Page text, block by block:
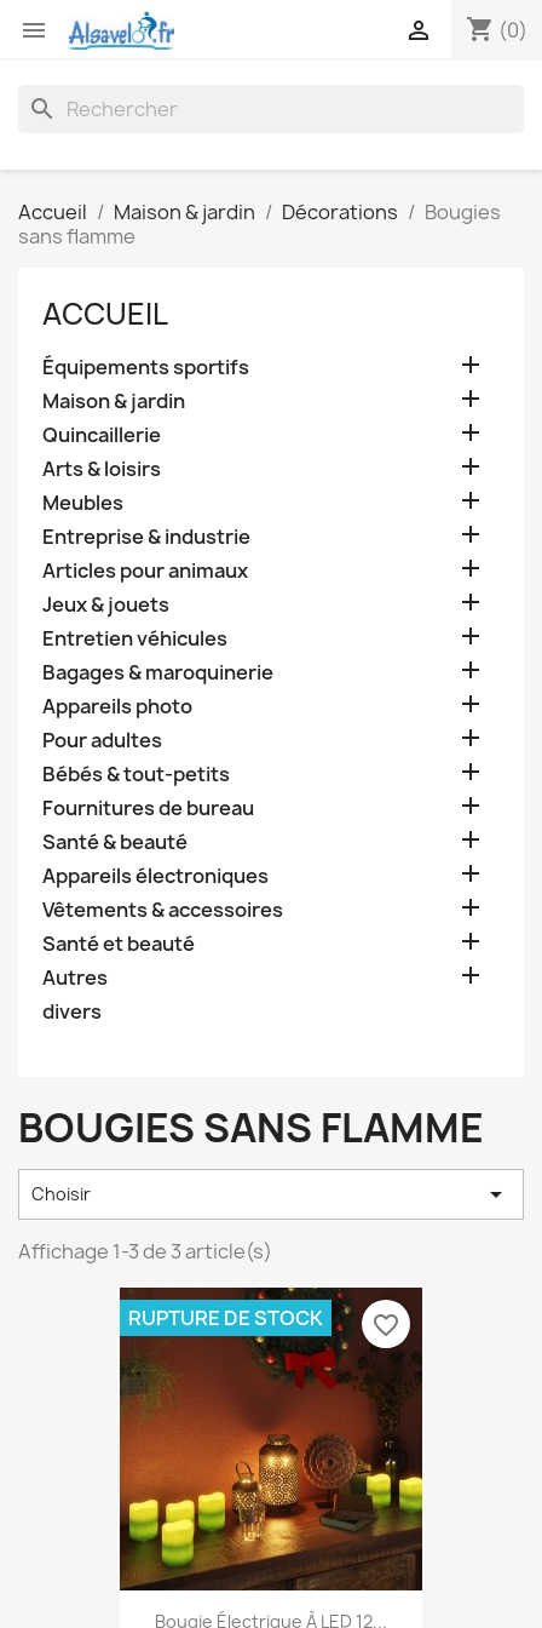
 shopping_cart (0)

search
Accueil Maison & jardin Décorations
Bougies
sans flamme
ACCUEIL
Équipements sportifs 
Maison & jardin 
Quincaillerie 
Arts & loisirs 
Meubles 
Entreprise & industrie 
Articles pour animaux 
Jeux & jouets 
Entretien véhicules 
Bagages & maroquinerie 
Appareils photo 
Pour adultes 
Bébés & tout-petits 
Fournitures de bureau 
Santé & beauté 
Appareils électroniques 
Vêtements & accessoires 
Santé et beauté 
Autres 
divers
BOUGIES SANS FLAMME
Choisir 
Affichage 1-3 de 3 article(s)
Bougie Électrique À LED 12...
RUPTURE DE STOCK favorite_border